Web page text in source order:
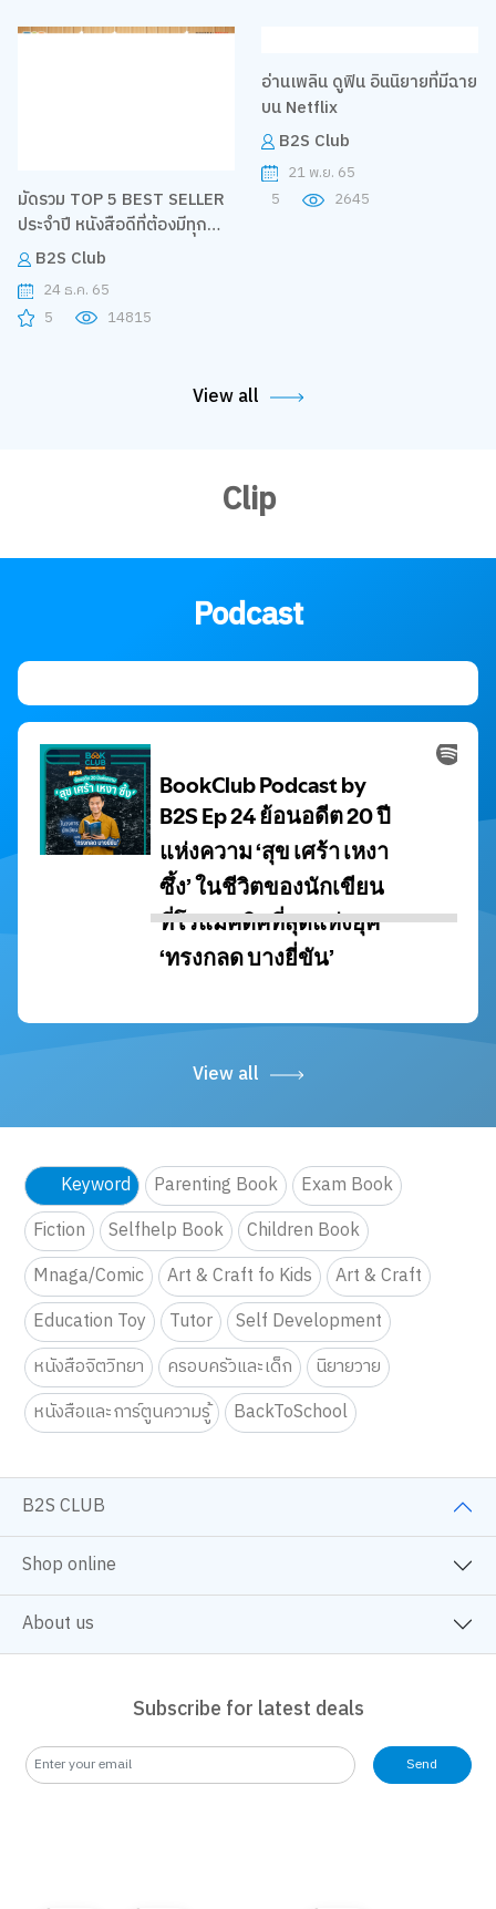
มัดรวม TOP 5 BEST SELLER
ประจำปี หนังสือดีที่ต้องมีทุก
บ้าน!B2S Club
24 ธ.ค. 65
5
14815
อ่านเพลิน ดูฟิน อินนิยายที่มีฉาย
บน Netflix
B2S Club
21 พ.ย. 65
5
2645
View all
Clip
Podcast
View all
Keyword Parenting Book
Exam Book
Fiction
Selfhelp Book
Children Book
Mnaga/Comic
Art & Craft fo Kids
Art & Craft
Education Toy
Tutor
Self Development
หนังสือจิตวิทยา
ครอบครัวและเด็ก
นิยายวาย
หนังสือและการ์ตูนความรู้
BackToSchool
B2S CLUB
Shop online
About us
Subscribe for latest deals
Send